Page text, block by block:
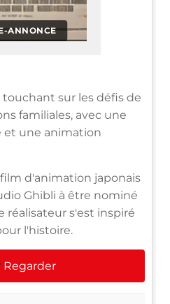
ANNONCE
touchant sur les défis de
familiales, avec une
et une animation
d'animation japonais
Ghibli à être nominé
réalisateur s'est inspiré
l'histoire.
Regarder